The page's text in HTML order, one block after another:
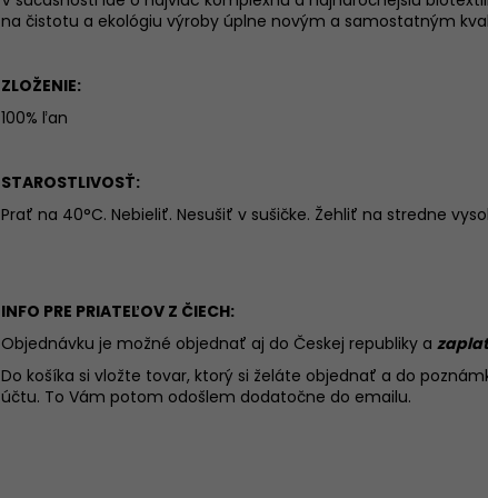
na čistotu a ekológiu výroby úplne novým a samostatným
ZLOŽENIE:
100% ľan
STAROSTLIVOSŤ:
Prať na 40°C. Nebieliť. Nesušiť v sušičke. Žehliť na stredne
INFO PRE PRIATEĽOV Z ČIECH:
Objednávku je možné objednať aj do Českej republiky a
Do košíka si vložte tovar, ktorý si želáte objednať a do
účtu. To Vám potom odošlem dodatočne do emailu.